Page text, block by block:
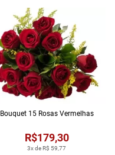
3x de R$ 59,77
R$179,30
Bouquet 15 Rosas Vermelhas